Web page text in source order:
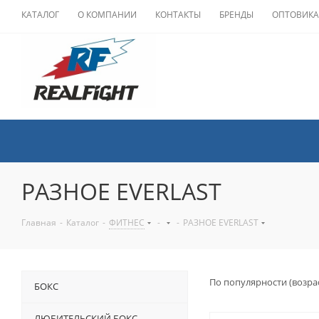
КАТАЛОГ О КОМПАНИИ КОНТАКТЫ БРЕНДЫ
РАЗНОЕ EVERLAST
Главная - Каталог - ФИТНЕС - - РАЗНОЕ EVERLAST
По популярности
БОКС